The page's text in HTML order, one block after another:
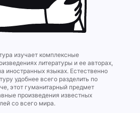
изучает комплексные
литературы и ее авторах,
иностранных языках. Естественно
удобнее всего разделить по
этот гуманитарный предмет
произведения известных
со всего мира.